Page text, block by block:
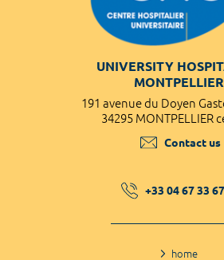
UNIVERSITY
MONTPELLIER
191 avenue du Doyen
34295 MONTPELLIER
Contact us
+33 04 67 33
home